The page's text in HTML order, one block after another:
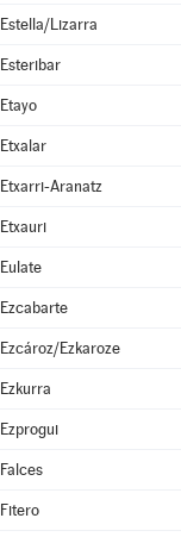
Estella/Lizarra
Esteribar
Etayo
Etxalar
Etxarri-Aranatz
Etxauri
Eulate
Ezcabarte
Ezcároz/Ezkaroze
Ezkurra
Ezprogui
Falces
Fitero